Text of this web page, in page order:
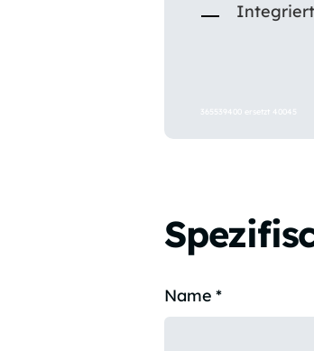
365539400 ersetzt 40045
Name *